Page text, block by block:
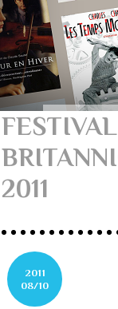
2011
2011
08/10